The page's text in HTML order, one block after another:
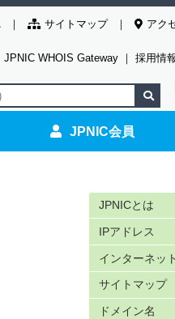
サイトマップ アク
JPNIC WHOIS Gateway ｜ 採用情
JPNIC会員
JPNICとは
IPアドレス
インターネッ
サイトマップ
ドメイン名